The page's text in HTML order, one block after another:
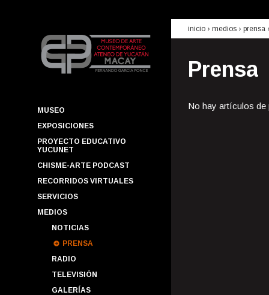
MUSEO
EXPOSICIONES
PROYECTO EDUCATIVO
YUCUNET
CHISME-ARTE PODCAST
RECORRIDOS VIRTUALES
SERVICIOS
MEDIOS
NOTICIAS
PRENSA
RADIO
TELEVISIÓN
GALERÍAS
inicio › medios › prensa
Prensa
No hay artículos de